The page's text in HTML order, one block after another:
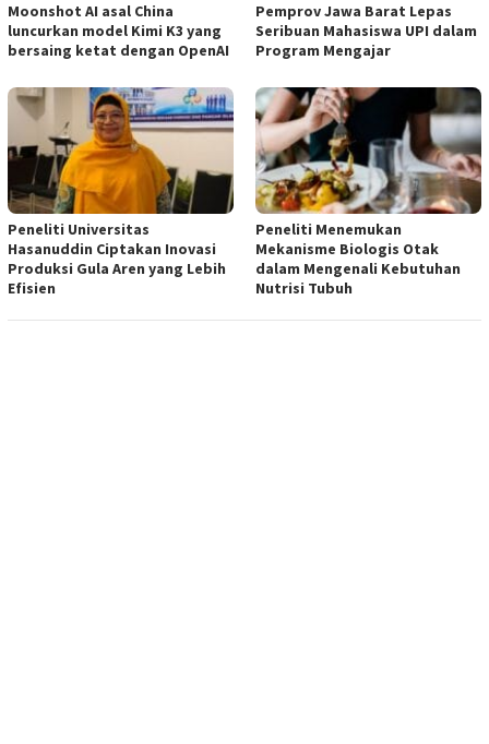
Moonshot AI asal China
luncurkan model Kimi K3 yang
bersaing ketat dengan OpenAI
Pemprov Jawa Barat Lepas
Seribuan Mahasiswa UPI dalam
Program Mengajar
Peneliti Universitas
Hasanuddin Ciptakan Inovasi
Produksi Gula Aren yang Lebih
Efisien
Peneliti Menemukan
Mekanisme Biologis Otak
dalam Mengenali Kebutuhan
Nutrisi Tubuh